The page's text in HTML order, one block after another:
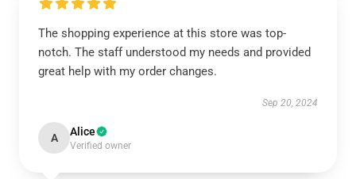
The shopping experience at this store was top-
notch. The staff understood my needs and provided
great help with my order changes.
Sep 20, 2024
A Alice
Verified owner